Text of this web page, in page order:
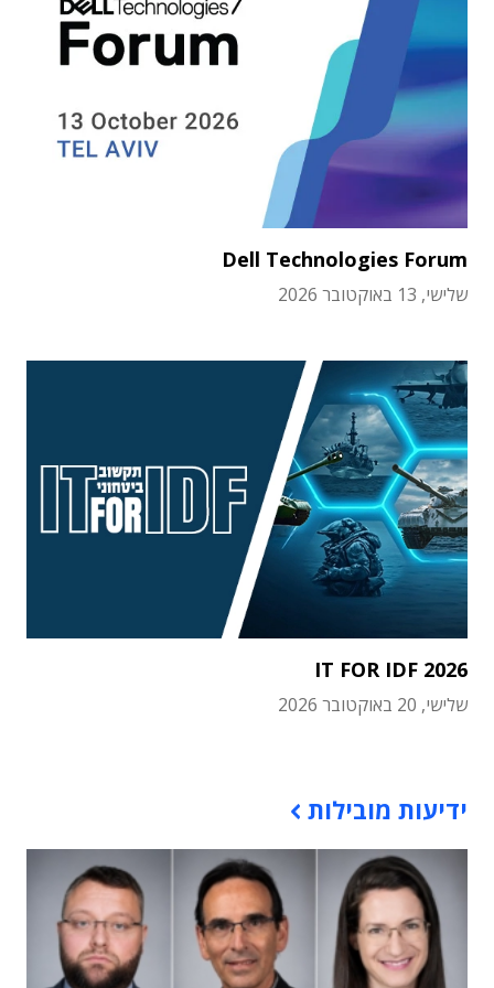
Dell Technologies Forum
שלישי, 13 באוקטובר 2026
IT FOR IDF 2026
שלישי, 20 באוקטובר 2026
ידיעות מובילות